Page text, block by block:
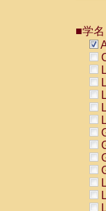
■学名